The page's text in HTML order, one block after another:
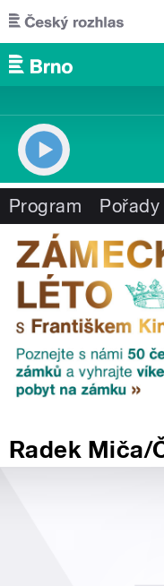
Přejít k hlavnímu obsahu
Program Pořady
Radek Miča/